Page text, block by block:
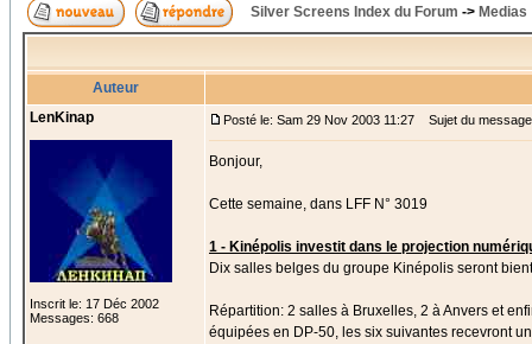
Silver Screens Index du Forum -> Medias
Auteur
LenKinap
Inscrit le: 17 Déc 2002
Messages: 668
Posté le: Sam 29 Nov 2003 11:27 Sujet du
Bonjour,
Cette semaine, dans LFF N° 3019
1 - Kinépolis investit dans le projection
Dix salles belges du groupe Kinépolis seront
Répartition: 2 salles à Bruxelles, 2 à Anvers et
équipées en DP-50, les six suivantes recevront